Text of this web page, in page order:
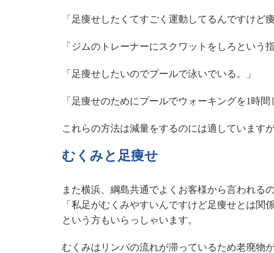
「足痩せしたくてすごく運動してるんですけど
「ジムのトレーナーにスクワットをしろという
「足痩せしたいのでプールで泳いでいる。」
「足痩せのためにプールでウォーキングを1時間
これらの方法は減量をするのには適しています
むくみと足痩せ
また横浜、綱島共通でよくお客様から言われる
「私足がむくみやすいんですけど足痩せとは関
という方もいらっしゃいます。
むくみはリンパの流れが滞っているため老廃物